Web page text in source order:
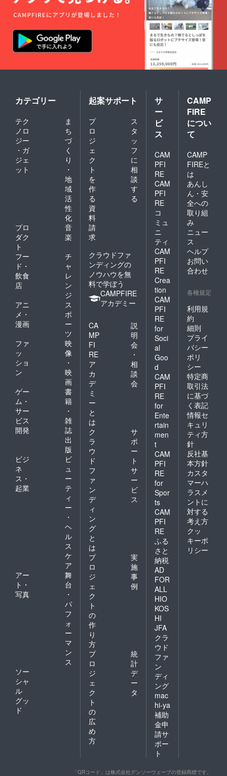
会、昭和の時代を忍ん
で昭和カレー会等…色
んなスタイルのご提案
をいたします。SAKIの
支援の元、活かされて
箱崎での営業ができる
のもご支援くださった
ファンの皆様がいるか
ら。クラウドファンデ
イング本日最終日。皆
様のご支援のほど宜し
くお願い申し上げま
す。SAKIのオダイドコ
崎田豊子
カテゴリー
テク
ノロ
ジー
・ガ
ジェ
ット
ま
ち
づ
く
り
・
地
域
活
性
化
プロ
ダク
ト
音
楽
フー
ド・
飲食
店
チ
ャ
レ
ン
ジ
アニ
メ・
漫画
ス
ポ
ー
ツ
ファ
ッ
ショ
ン
映
像
・
映
画
ゲー
ム・
サー
ビス
開発
書
籍
・
雑
誌
出
版
ビジ
ネ
ス・
起業
ビ
ュ
ー
テ
ィ
ー
・
ヘ
ル
ス
ケ
ア
アー
ト・
写真
舞
台
・
パ
フ
ォ
ー
マ
ン
ス
ソー
シャ
ル
グッ
ド
起案サポート
プ
ロ
ジ
ェ
ク
ト
を
作
る
ス
タ
ッ
フ
に
相
談
す
る
資
料
請
求
クラウドファ
ンディングの
ノウハウを無
料で学ぼう
CAMPFIRE
アカデミー
CA
MP
FI
RE
ア
カ
デ
ミ
ー
と
は
説
明
会
・
相
談
会
ク
ラ
ウ
ド
フ
ァ
ン
デ
ィ
ン
グ
と
は
サ
ポ
ー
ト
サ
ー
ビ
ス
プ
ロ
ジ
ェ
ク
ト
の
作
り
方
実
施
事
例
プ
ロ
ジ
ェ
ク
ト
の
広
め
方
統
計
デ
ー
タ
サ
ー
ビ
ス
CAM
PFI
RE
CAM
PFI
RE
コ
ミュ
ニ
ティ
CAM
PFI
RE
Crea
tion
CAM
PFI
RE
for
Soci
al
Goo
d
CAM
PFI
RE
for
Ente
rtain
men
t
CAM
PFI
RE
for
Spor
ts
CAM
PFI
RE
ふる
さと
納税
AD
FOR
ALL
HIO
KOS
HI
JFA
クラ
ウド
ファ
ン
ディ
ング
mac
hi-ya
補助
金申
請サ
ポー
ト
CAMP
FIRE
につい
て
CAMP
FIREと
は
あんし
ん・安
全への
取り組
み
ニュー
ス
ヘルプ
お問い
合わせ
各種規定
利用規
約
細則
プライ
バシー
ポリ
シー
特定商
取引法
に基づ
く表記
情報セ
キュリ
ティ方
針
反社基
本方針
カスタ
マーハ
ラスメ
ントに
対する
考え方
クッ
キーポ
リシー
「QRコード」は株式会社デンソーウェーブの登録商標です。